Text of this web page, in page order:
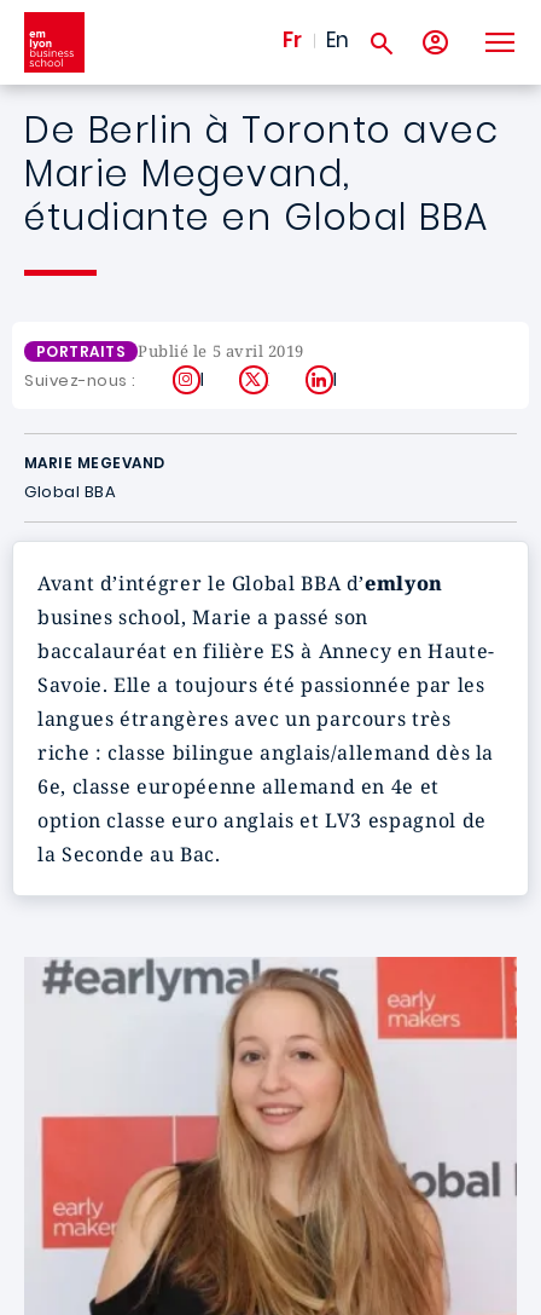
Aller au contenu principal
Fr En
De Berlin à Toronto avec
Marie Megevand,
étudiante en Global BBA
PORTRAITS Publié le 5 avril 2019
Suivez-nous : Instagram
X LinkedIn
MARIE MEGEVAND
Global BBA
Avant d’intégrer le Global BBA d’emlyon
busines school, Marie a passé son
baccalauréat en filière ES à Annecy en Haute-
Savoie. Elle a toujours été passionnée par les
langues étrangères avec un parcours très
riche : classe bilingue anglais/allemand dès la
6e, classe européenne allemand en 4e et
option classe euro anglais et LV3 espagnol de
la Seconde au Bac.